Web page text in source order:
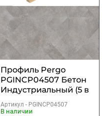
Профиль Pergo
PGINCP04507 Бетон
Индустриальный (5 в
1)
Артикул - PGINCP04507
В наличии